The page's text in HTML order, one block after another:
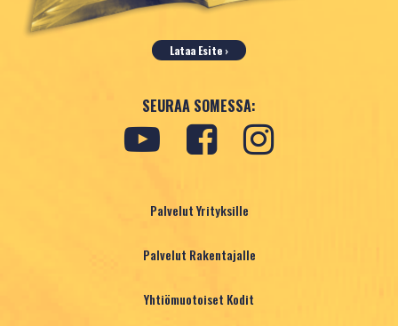
Lataa Esite ›
SEURAA SOMESSA:
Palvelut Yrityksille
Palvelut Rakentajalle
Yhtiömuotoiset Kodit